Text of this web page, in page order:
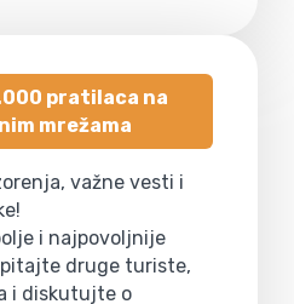
pratilaca na
mrežama
važne vesti i
i najpovoljnije
druge turiste,
i diskutujte o